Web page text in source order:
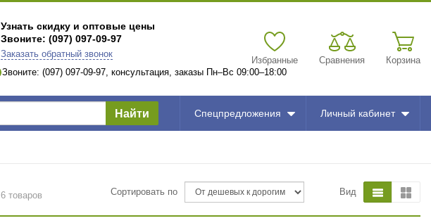
Узнать скидку и оптовые цены
Звоните: (097) 097-09-97
Заказать обратный звонок
Звоните: (097) 097-09-97, консультация, заказы Пн–Вс 09:00–18:00
Избранные Сравнения Корзина
Найти Спецпредложения Личный кабинет
6 товаров Сортировать по Вид